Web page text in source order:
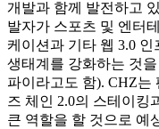
개발과 함께 발전하고
발자가 스포츠 및 엔터
케이션과 기타 웹 3.0
생태계를 강화하는 것
파이라고도 함). CHZ는
즈 체인 2.0의 스테이킹
큰 역할을 할 것으로 예